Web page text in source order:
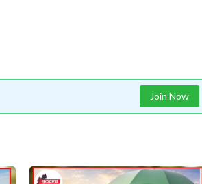
Join Now